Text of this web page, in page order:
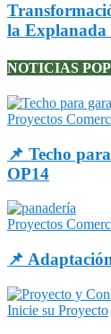
la Explanada
NOTICIAS
Proyectos
📌 Techo
OP14
Proyectos
📌
Inicie su Proyecto